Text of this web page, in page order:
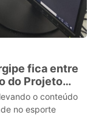
fica entre
do Projeto
o conteúdo
no esporte